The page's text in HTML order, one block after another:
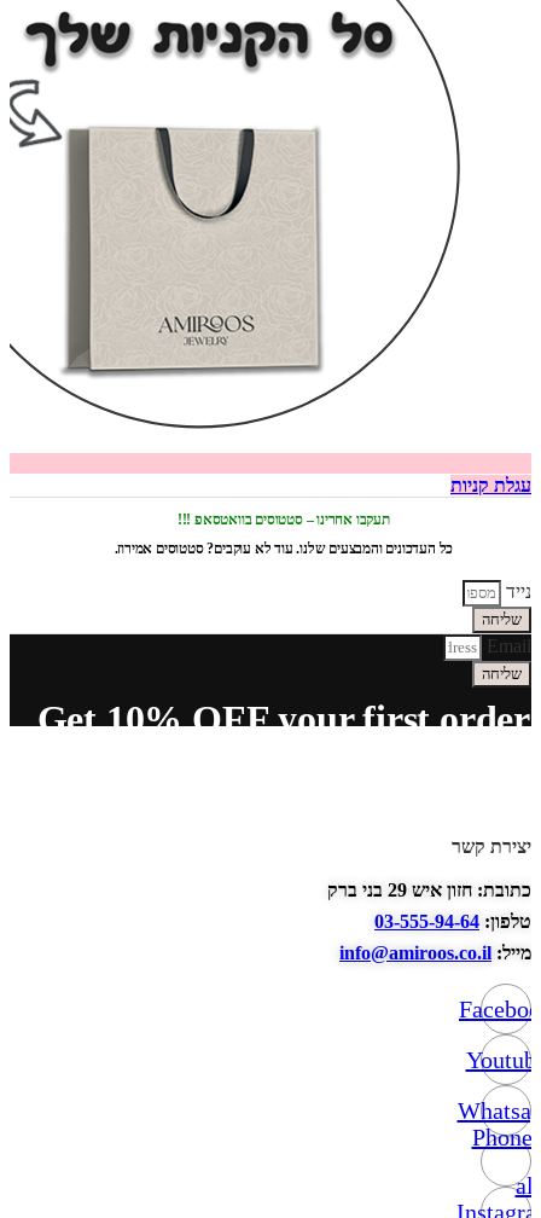
עגלת קניות
תעקבו אחרינו – סטטוסים בוואטסאפ !!!
כל העדכונים והמבצעים שלנו. עוד לא עוקבים? סטטוסים אמירוז.
נייד
שליחה
Email
שליחה
Get 10% OFF your first order
יצירת קשר
כתובת: חזון איש 29 בני ברק
טלפון: 03-555-94-64
מייל: info@amiroos.co.il
Phone-
alt